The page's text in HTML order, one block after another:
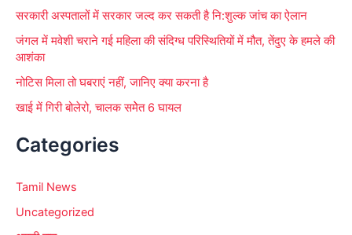
सरकारी अस्पतालों में सरकार जल्द कर सकती है नि:शुल्क जांच का ऐलान
जंगल में मवेशी चराने गई महिला की संदिग्ध परिस्थितियों में मौत, तेंदुए के हमले की
आशंका
नोटिस मिला तो घबराएं नहीं, जानिए क्या करना है
खाई में गिरी बोलेरो, चालक समेेत 6 घायल
Categories
Tamil News
Uncategorized